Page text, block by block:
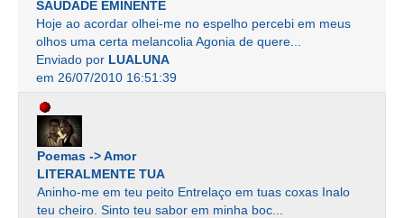
SAUDADE EMINENTE
Hoje ao acordar olhei-me no espelho percebi em meus
olhos uma certa melancolia Agonia de quere...
Enviado por LUALUNA
em 26/07/2010 16:51:39
Poemas -> Amor
LITERALMENTE TUA
Aninho-me em teu peito Entrelaço em tuas coxas Inalo
teu cheiro. Sinto teu sabor em minha boc...